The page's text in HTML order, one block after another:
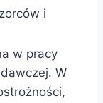
i
w pracy
W